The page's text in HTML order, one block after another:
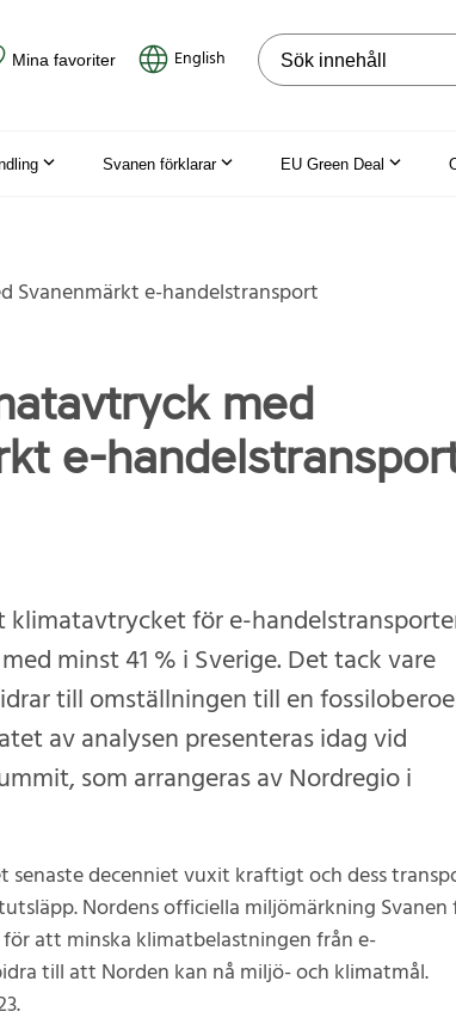
Mina favoriter English Sök på webbplatsen
Svanen förklarar EU Green Deal
Svanenmärkt e-handelstransport
med
e-
klimatavtrycket för e-
minst 41 % i Sverige. Det tack vare
till omställningen till en
av analysen presenteras idag vid
som arrangeras av Nordregio i
senaste decenniet vuxit kraftigt och dess
Nordens officiella miljömärkning Svanen
att minska klimatbelastningen från e-
till att Norden kan nå miljö- och klimatmål.